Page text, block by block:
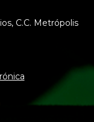
C.C. Metrópolis